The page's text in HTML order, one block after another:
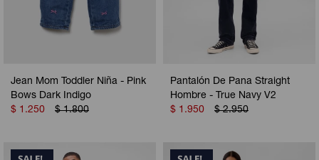
Jean Mom Toddler Niña - Pink
Bows Dark Indigo
$ 1.250 $ 1.800
Pantalón De Pana Straight
Hombre - True Navy V2
$ 1.950 $ 2.950